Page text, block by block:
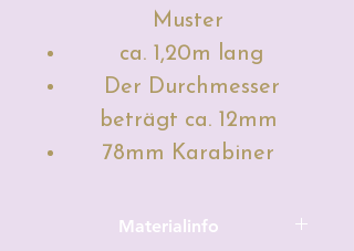
Muster
ca. 1,20m lang
Der Durchmesser
beträgt ca. 12mm
78mm Karabiner
Materialinfo